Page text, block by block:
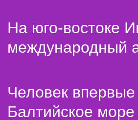
На юго-востоке
международный
Человек
Балтийское море